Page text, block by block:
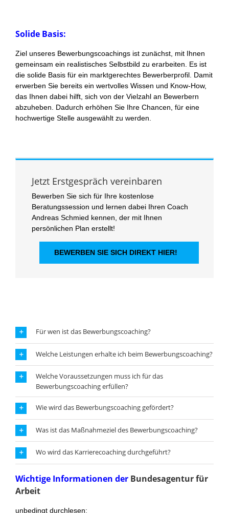
Solide Basis:
Ziel unseres Bewerbungscoachings ist zunächst, mit Ihnen
gemeinsam ein realistisches Selbstbild zu erarbeiten. Es ist
die solide Basis für ein marktgerechtes Bewerberprofil. Damit
erwerben Sie bereits ein wertvolles Wissen und Know-How,
das Ihnen dabei hilft, sich von der Vielzahl an Bewerbern
abzuheben. Dadurch erhöhen Sie Ihre Chancen, für eine
hochwertige Stelle ausgewählt zu werden.
Jetzt Erstgespräch vereinbaren
Bewerben Sie sich für Ihre kostenlose
Beratungssession und lernen dabei Ihren Coach
Andreas Schmied kennen, der mit Ihnen
persönlichen Plan erstellt!
BEWERBEN SIE SICH DIREKT HIER!
Für wen ist das Bewerbungscoaching?
Welche Leistungen erhalte ich beim Bewerbungscoaching?
Welche Voraussetzungen muss ich für das
Bewerbungscoaching erfüllen?
Wie wird das Bewerbungscoaching gefördert?
Was ist das Maßnahmeziel des Bewerbungscoaching?
Wo wird das Karrierecoaching durchgeführt?
Wichtige Informationen der Bundesagentur für
Arbeit
unbedingt durchlesen: